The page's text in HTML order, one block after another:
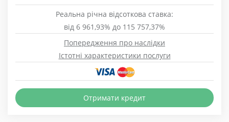
Реальна річна відсоткова ставка:
від 6 961,93% до 115 757,37%
Попередження про наслідки
Істотні характеристики послуги
Отримати кредит